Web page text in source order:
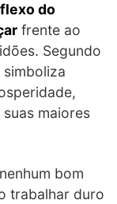
do
frente ao
Segundo
maiores
bom
trabalhar duro